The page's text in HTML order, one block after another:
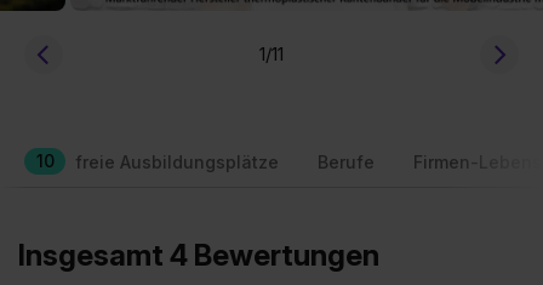
1/11
10 freie Ausbildungsplätze Berufe Firmen-
Insgesamt 4 Bewertungen